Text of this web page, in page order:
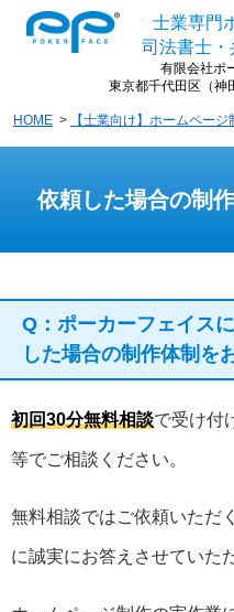
士業専門
司法書士
有限会社ポ
東京都千代田区（神
HOME > 【士業向け】ホームペー
依頼した場合の制
Q：ポーカーフェイス
した場合の制作体制を
初回30分無料相談で受け付
等でご相談ください。
無料相談ではご依頼いただ
に誠実にお答えさせていた